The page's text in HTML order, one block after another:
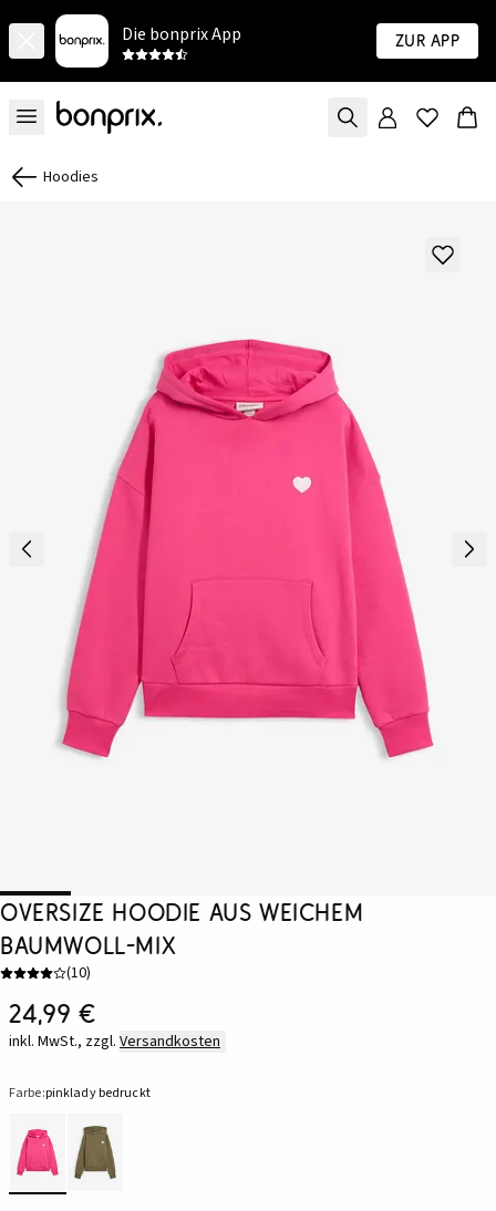
Die bonprix App Zur App
Hoodies
Oversize Hoodie aus weichem
Baumwoll-Mix
(10)
24,99 €
inkl. MwSt., zzgl. Versandkosten
Farbe:pinklady bedruckt